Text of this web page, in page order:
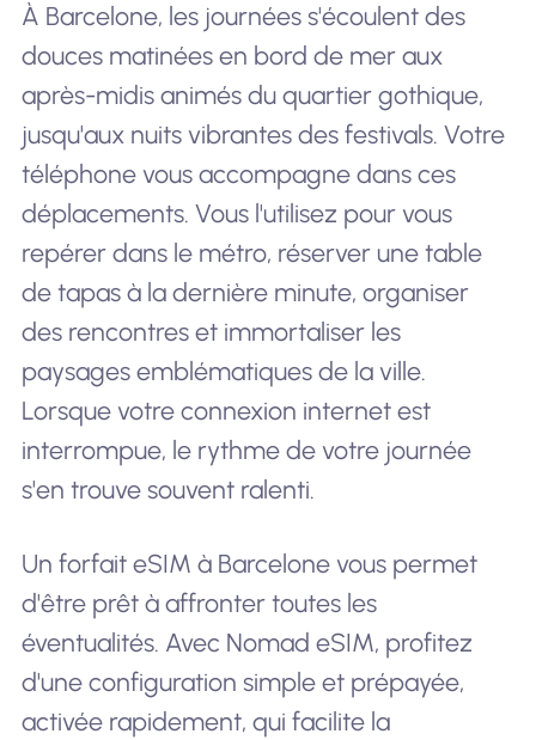
À Barcelone, les journées s'écoulent des
douces matinées en bord de mer aux
après-midis animés du quartier gothique,
jusqu'aux nuits vibrantes des festivals. Votre
téléphone vous accompagne dans ces
déplacements. Vous l'utilisez pour vous
repérer dans le métro, réserver une table
de tapas à la dernière minute, organiser
des rencontres et immortaliser les
paysages emblématiques de la ville.
Lorsque votre connexion internet est
interrompue, le rythme de votre journée
s'en trouve souvent ralenti.
Un forfait eSIM à Barcelone vous permet
d'être prêt à affronter toutes les
éventualités. Avec Nomad eSIM, profitez
d'une configuration simple et prépayée,
activée rapidement, qui facilite la